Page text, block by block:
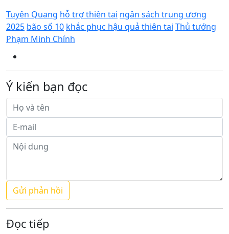
Tuyên Quang hỗ trợ thiên tai ngân sách trung ương
2025 bão số 10 khắc phục hậu quả thiên tai Thủ tướng
Phạm Minh Chính
Ý kiến bạn đọc
Đọc tiếp